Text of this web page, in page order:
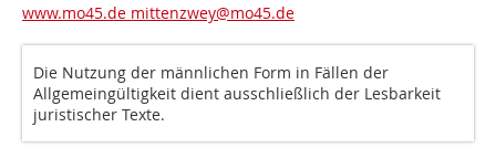
www.mo45.de mittenzwey@mo45.de
Die Nutzung der männlichen Form in Fällen der
Allgemeingültigkeit dient ausschließlich der Lesbarkeit
juristischer Texte.